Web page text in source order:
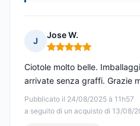
J
Jose W.
Nota: 5 su 5
Pubblicato il 24/08/2025 à 11h57
a seguito di un acquisto di 13/08/
Ciotole molto belle.
arrivate senza graffi. Grazie